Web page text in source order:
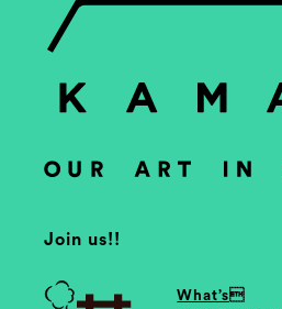
Join us!!
What’s